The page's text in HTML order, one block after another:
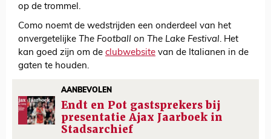
op de trommel.
Como noemt de wedstrijden een onderdeel van het
onvergetelijke The Football on The Lake Festival. Het
kan goed zijn om de clubwebsite van de Italianen in de
gaten te houden.
AANBEVOLEN
Endt en Pot gastsprekers bij
presentatie Ajax Jaarboek in
Stadsarchief